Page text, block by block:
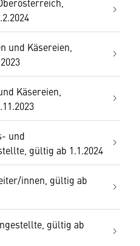
und Käsereien,
Käsereien,
und
gültig ab 1.1.2024
innen, gültig ab
gültig ab